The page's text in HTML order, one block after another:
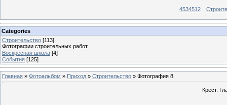
4534512
Categories
Строительство [113]
Фотографии строительных работ
Воскресная школа [4]
События [125]
Главная » Фотоальбом » Приход » Строительство » Фотография 8
Крест.